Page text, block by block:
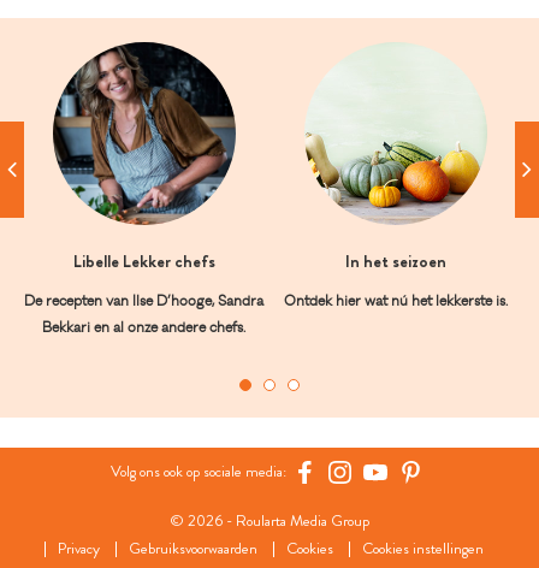
Libelle Lekker chefs
De recepten van Ilse D’hooge, Sandra
Bekkari en al onze andere chefs.
In het seizoen
Ontdek hier wat nú het lekkerste is.
Volg ons ook op sociale media:
© 2026 - Roularta Media Group
Privacy
Gebruiksvoorwaarden Cookies Cookies instellingen